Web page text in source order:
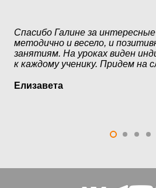
Спасибо Галине за
методично и весело, и
занятиям. На уроках виден
к каждому ученику. Придем на
Елизавета